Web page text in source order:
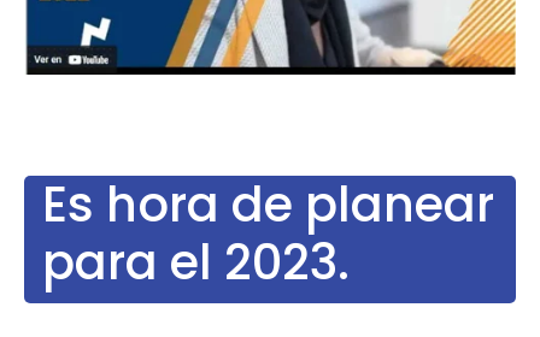
Es hora de planear
para el 2023.